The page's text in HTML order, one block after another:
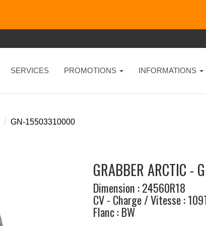
SERVICES PROMOTIONS INFORMATIONS
GN-15503310000
GRABBER ARCTIC -
Dimension : 24560R18
CV - Charge / Vitesse :
Flanc : BW